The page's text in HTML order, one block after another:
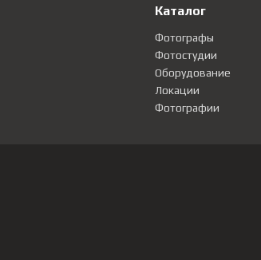
Каталог
Фотографы
Фотостудии
Оборудование
Локации
Фотографии